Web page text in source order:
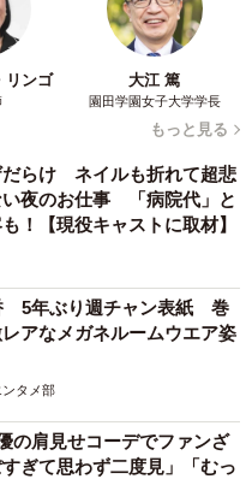
設する計画や、2隻を置い
固めてしまおうという計
う。
してほしい』という声が
です」
実在したことと、これも
果てるまでこの場にあっ
るのだろう。
リンゴ 大江 篤
園田学園女子大学学長
もっと見る
だらけ ネイルも折れて超悲
夜のお仕事 「病院代」と
！【現役キャストに取材】
5年ぶり週チャン表紙 巻
アなメガネルームウエア姿
ンタメ部
肩見せコーデでファンざ
ぎて思わず二度見」「むっ